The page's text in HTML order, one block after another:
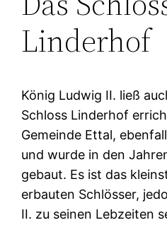
Linderhof
König Ludwig II. ließ
Schloss Linderhof
Gemeinde Ettal,
und wurde in den
gebaut. Es ist das
erbauten Schlösser,
II. zu seinen Lebzeiten